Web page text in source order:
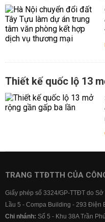
Thiết kế quốc lộ 13
TRANG TTĐTTH CỦA
Giấy phép số 3324/GP-TTĐT do
Lầu 5 - Compa Building - 293 Điện
Chi nhánh: Số 5 - Khu 38A Trần